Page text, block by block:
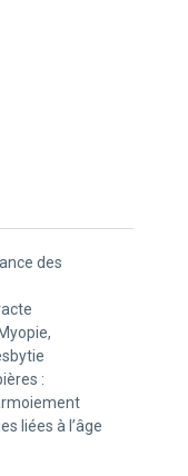
des
:
liées à l’âge